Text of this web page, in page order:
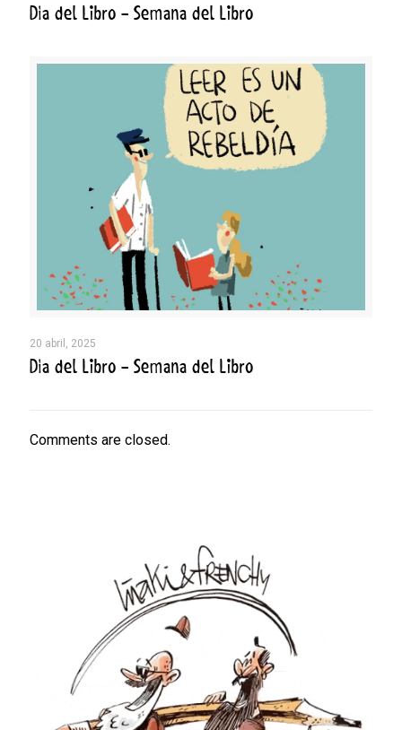
Día del Libro – Semana del Libro
20 abril, 2025
Día del Libro – Semana del Libro
Comments are closed.